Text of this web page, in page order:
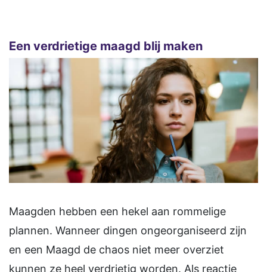
Een verdrietige maagd blij maken
Maagden hebben een hekel aan rommelige
plannen. Wanneer dingen ongeorganiseerd zijn
en een Maagd de chaos niet meer overziet
kunnen ze heel verdrietig worden. Als reactie